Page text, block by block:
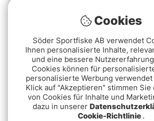
Glow Hook 2-pcs size 14
FIBE Fly
€25.90
Cookies
Söder Sportfiske AB verwendet
Ihnen personalisierte Inhalte,
und eine bessere
Cookies können für
personalisierte Werbung
Klick auf "Akzeptieren" stimmen Sie
von Cookies für Inhalte und
dazu in unserer
Cookie-Richtlinie .